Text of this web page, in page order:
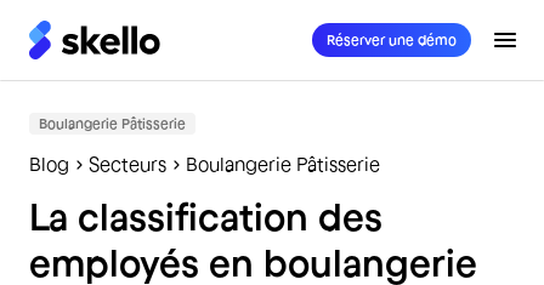
Réserver une démo
Boulangerie Pâtisserie
Blog Secteurs Boulangerie Pâtisserie
La classification des
employés en boulangerie